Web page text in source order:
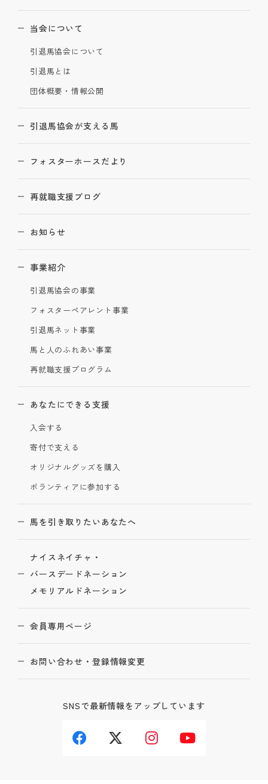
当会について
引退馬協会について
引退馬とは
団体概要・情報公開
引退馬協会が支える馬
フォスターホースだより
再就職支援ブログ
お知らせ
事業紹介
引退馬協会の事業
フォスターペアレント事業
引退馬ネット事業
馬と人のふれあい事業
再就職支援プログラム
あなたにできる支援
入会する
寄付で支える
オリジナルグッズを購入
ボランティアに参加する
馬を引き取りたいあなたへ
ナイスネイチャ・
バースデードネーション
メモリアルドネーション
会員専用ページ
お問い合わせ・登録情報変更
SNSで最新情報をアップしています